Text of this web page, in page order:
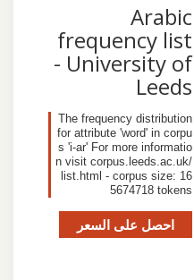
Arabic
frequency list
- University of
Leeds
The frequency distribution
for attribute 'word' in corpu
s 'i-ar' For more informatio
n visit corpus.leeds.ac.uk/
list.html - corpus size: 16
5674718 tokens
احصل على السعر